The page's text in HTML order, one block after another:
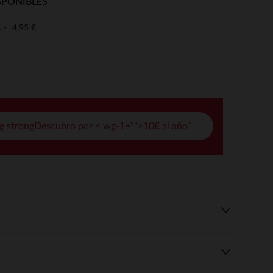
de privacidad, garantizando el cumplimiento de las
4,95 €
strongDescubro por < wg-1="">10€ al año*